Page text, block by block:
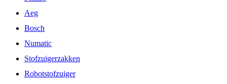
Aeg
Bosch
Numatic
Stofzuigerzakken
Robotstofzuiger